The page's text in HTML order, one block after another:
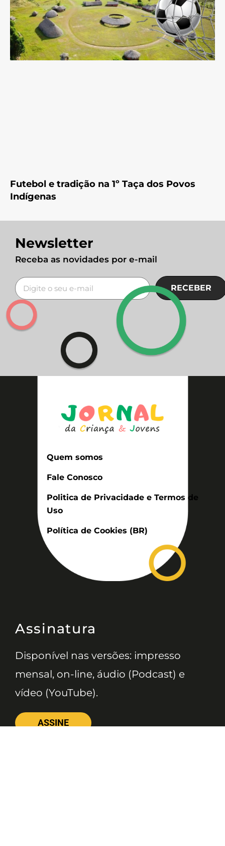
Futebol e tradição na 1º Taça dos Povos
Indígenas
Newsletter
Receba as novidades por e-mail
RECEBER
Quem somos
Fale Conosco
Politica de Privacidade e Termos de
Uso
Política de Cookies (BR)
Assinatura
Disponível nas versões: impresso
mensal, on-line, áudio (Podcast) e
vídeo (YouTube).
ASSINE